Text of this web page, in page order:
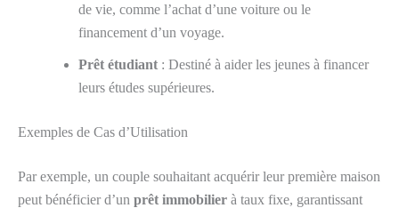
de vie, comme l’achat d’une voiture ou le
financement d’un voyage.
Prêt étudiant : Destiné à aider les jeunes à financer
leurs études supérieures.
Exemples de Cas d’Utilisation
Par exemple, un couple souhaitant acquérir leur première maison
peut bénéficier d’un prêt immobilier à taux fixe, garantissant